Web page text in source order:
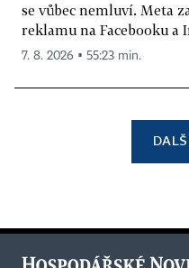
se vůbec nemluví. Meta
reklamu na Facebooku a
7. 8. 2026 ▪ 55:23 min.